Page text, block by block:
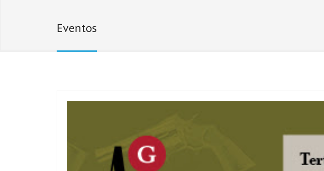
Eventos